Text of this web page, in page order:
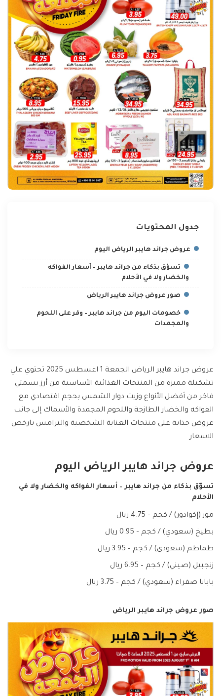
جدول المحتويات
عروض جراند هايبر الرياض اليوم
تسوّق بذكاء من جراند هايبر – أسعار الفواكه
والخضار ولا في الأحلام
صور عروض جراند هايبر الرياض
خصومات اليوم من جراند هايبر – وفر على اللحوم
والمجمدات
عروض جراند هايبر الرياض الجمعة 1 اغسطس 2025 تحتوي علي
تشكيلة مميزة من المنتجات الغذائية الأساسية من أرز بسمتي
فاخر من أفضل الأنواع وزيت دوار الشمس بحجم اقتصادي مع
الفواكه والخضار الطازجة واللحوم المجمدة والأسماك إلى جانب
عروض جذابة على منتجات العناية الشخصية والترامس بارخص
الاسعار
عروض جراند هايبر الرياض اليوم
تسوّق بذكاء من جراند هايبر – أسعار الفواكه والخضار ولا في
الأحلام
موز (إكوادور) / كجم – 4.75 ريال
بطيخ (سعودي) / كجم – 0.95 ريال
طماطم (سعودي) / كجم – 3.95 ريال
زنجبيل (صيني) / كجم – 6.95 ريال
بابايا صفراء (سعودي) / كجم – 3.75 ريال
صور عروض جراند هايبر الرياض